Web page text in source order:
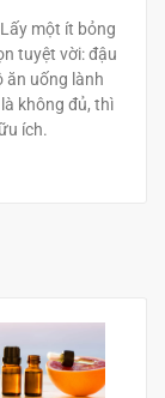
một ít bỏng
tuyệt vời: đậu
ăn uống lành
không đủ, thì
ích.